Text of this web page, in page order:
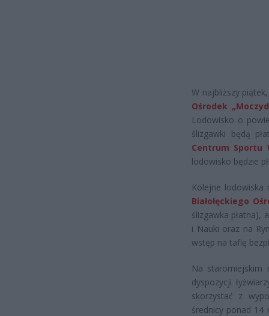
W najbliższy
Ośrodek
Lodowisko o
ślizgawki będą
Centrum Sportu
lodowisko będzie
Kolejne lodowiska
Białołęckiego
ślizgawka płatna),
i Nauki oraz na
wstęp na taflę
Na staromiejskim
dyspozycji
skorzystać z
średnicy ponad 14